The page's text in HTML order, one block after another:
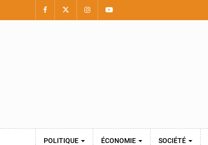
POLITIQUE ÉCONOMIE SOCIÉTÉ